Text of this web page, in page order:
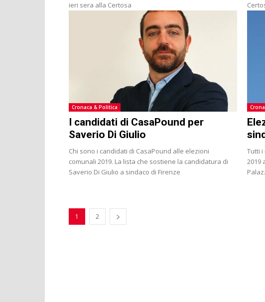
ieri sera alla Certosa
Cronaca & Politica
I candidati di CasaPound per
Saverio Di Giulio
Chi sono i candidati di CasaPound alle elezioni
comunali 2019. La lista che sostiene la candidatura di
Saverio Di Giulio a sindaco di Firenze
Tutti
2019
1 2